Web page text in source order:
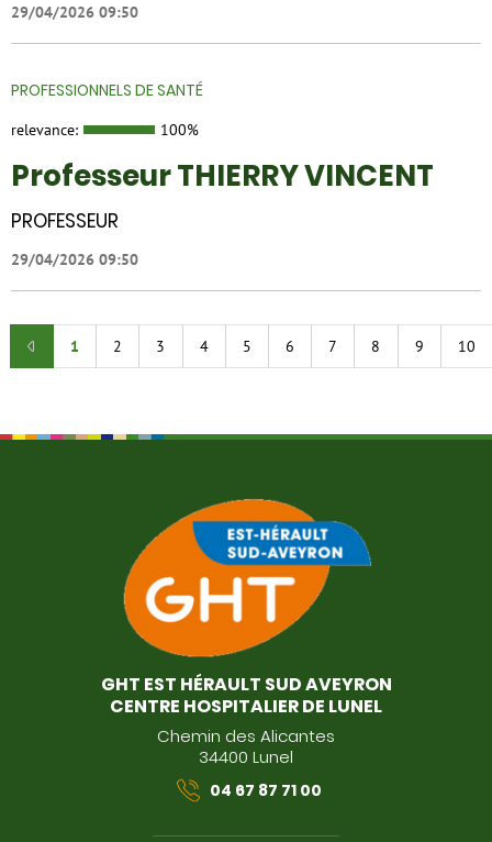
29/04/2026 09:50
PROFESSIONNELS DE SANTÉ
relevance: 100%
Professeur THIERRY VINCENT
PROFESSEUR
29/04/2026 09:50
1 2 3 4 5 6 7 8 9 10
GHT EST HÉRAULT SUD AVEYRON
CENTRE HOSPITALIER DE LUNEL
Chemin des Alicantes
34400 Lunel
04 67 87 71 00